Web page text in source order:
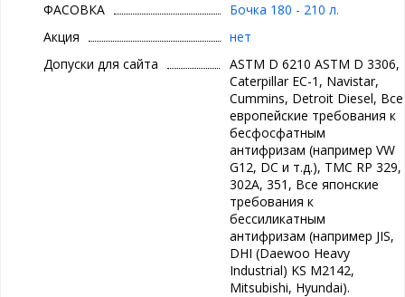
фосфатов, способных выпадать в осадок.
использованием жидкого пакета присадок фирмы BASF.
Антифриз ЕВРОСТАР ANTIFREZE RED G 12 ― обеспечивает
долговременную защиту двигателя от замерзания и коррозии,
его можно с уверенностью использовать круглогодично на
территории Росси, во всех типах двигателей внутреннего
сгорания с жидкостным охлаждением.
ФАСОВКА
Бочка 180 - 210 л.
Акция
нет
Допуски для сайта
ASTM D 6210 ASTM D 3306,
Caterpillar EC-1, Navistar,
Cummins, Detroit Diesel, Все
европейские требования к
бесфосфатным
антифризам (например VW
G12, DC и т.д.), TMC RP 329,
302A, 351, Все японские
требования к
бессиликатным
антифризам (например JIS,
DHI (Daewoo Heavy
Industrial) KS M2142,
Mitsubishi, Hyundai).